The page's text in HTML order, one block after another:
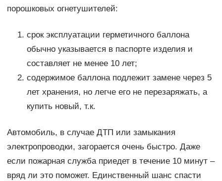
порошковых огнетушителей:
срок эксплуатации герметичного баллона
обычно указывается в паспорте изделия и
составляет не менее 10 лет;
содержимое баллона подлежит замене через 5
лет хранения, но легче его не перезаряжать, а
купить новый, т.к.
Автомобиль, в случае ДТП или замыкания
электропроводки, загорается очень быстро. Даже
если пожарная служба приедет в течение 10 минут –
вряд ли это поможет. Единственный шанс спасти